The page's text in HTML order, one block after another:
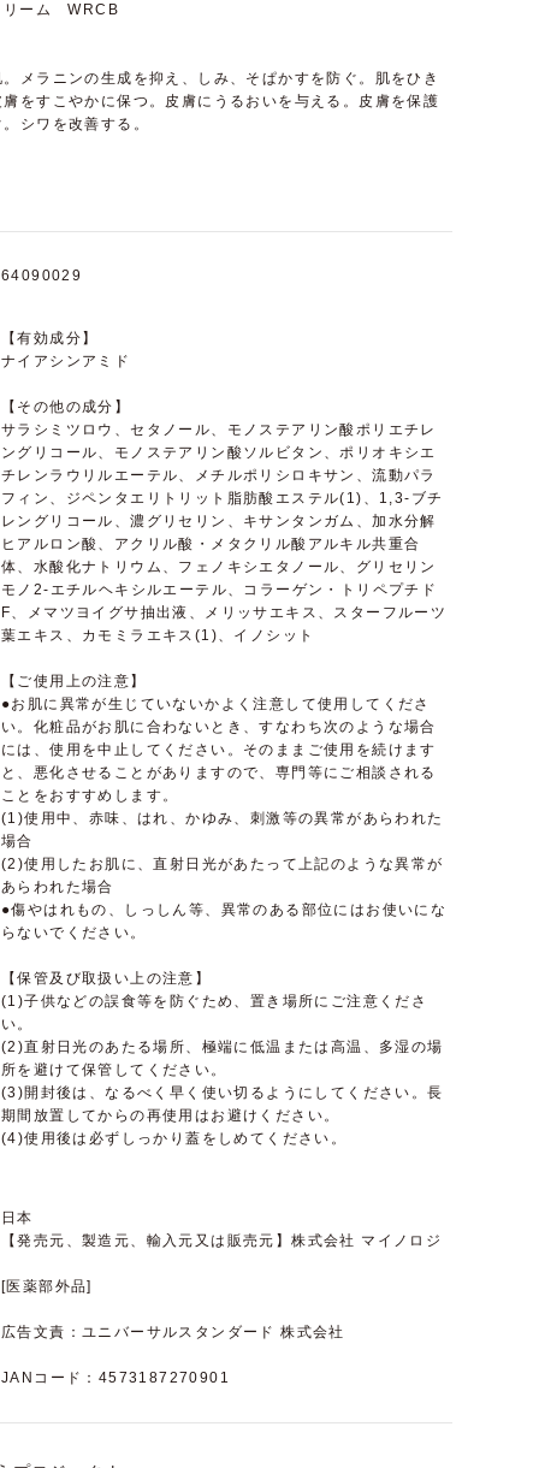
リーム WRCB
メラニンの生成を抑え、しみ、そぱかすを防ぐ。肌をひき
をすこやかに保つ。皮膚にうるおいを与える。皮膚を保護
シワを改善する。
64090029
【有効成分】
ナイアシンアミド
【その他の成分】
サラシミツロウ、セタノール、モノステアリン酸ポリエチレ
ングリコール、モノステアリン酸ソルビタン、ポリオキシエ
チレンラウリルエーテル、メチルポリシロキサン、流動パラ
フィン、ジペンタエリトリット脂肪酸エステル(1)、1,3-ブチ
レングリコール、濃グリセリン、キサンタンガム、加水分解
ヒアルロン酸、アクリル酸・メタクリル酸アルキル共重合
体、水酸化ナトリウム、フェノキシエタノール、グリセリン
モノ2-エチルヘキシルエーテル、コラーゲン・トリペプチド
F、メマツヨイグサ抽出液、メリッサエキス、スターフルーツ
葉エキス、カモミラエキス(1)、イノシット
【ご使用上の注意】
●お肌に異常が生じていないかよく注意して使用してくださ
い。化粧品がお肌に合わないとき、すなわち次のような場合
には、使用を中止してください。そのままご使用を続けます
と、悪化させることがありますので、専門等にご相談される
ことをおすすめします。
(1)使用中、赤味、はれ、かゆみ、刺激等の異常があらわれた
場合
(2)使用したお肌に、直射日光があたって上記のような異常が
あらわれた場合
●傷やはれもの、しっしん等、異常のある部位にはお使いにな
らないでください。
【保管及び取扱い上の注意】
(1)子供などの誤食等を防ぐため、置き場所にご注意くださ
い。
(2)直射日光のあたる場所、極端に低温または高温、多湿の場
所を避けて保管してください。
(3)開封後は、なるべく早く使い切るようにしてください。長
期間放置してからの再使用はお避けください。
(4)使用後は必ずしっかり蓋をしめてください。
日本
【発売元、製造元、輸入元又は販売元】株式会社 マイノロジ
[医薬部外品]
広告文責：ユニバーサルスタンダード 株式会社
JANコード：4573187270901